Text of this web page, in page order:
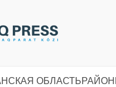
ОБЛАСТЬ